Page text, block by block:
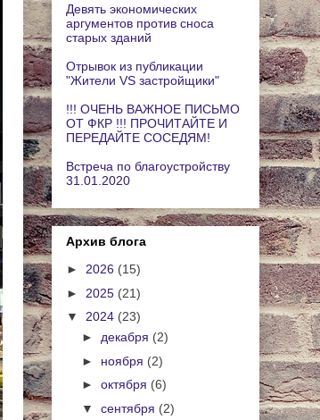
Девять экономических
аргументов против сноса
старых зданий
Отрывок из публикации
"Жители VS застройщики"
!!! ОЧЕНЬ ВАЖНОЕ ПИСЬМО
ОТ ФКР !!! ПРОЧИТАЙТЕ И
ПЕРЕДАЙТЕ СОСЕДЯМ!
Встреча по благоустройству
31.01.2020
Архив блога
► 2026 (15)
► 2025 (21)
▼ 2024 (23)
► декабря (2)
► ноября (2)
► октября (6)
▼ сентября (2)